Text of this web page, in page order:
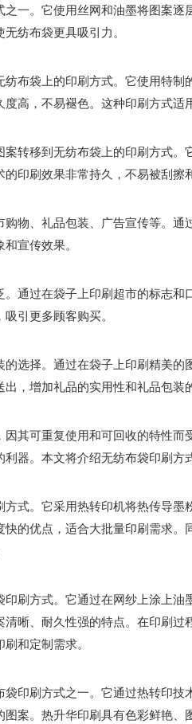
一。它使用丝网和油墨将图案
纺布袋更具吸引力。
布袋上的印刷方式。它使用特
高，不易褪色。这种印刷方式适
转移到无纺布袋上的印刷方式
印刷效果非常持久，不易被刮擦
物、礼品包装、广告宣传等。
宣传效果。
通过在袋子上印刷超市的标志
引更多顾客购买。
选择。通过在袋子上印刷精美的
，增加礼品的实用性和礼品包装
其可重复使用和可回收的特性
器。本文将介绍无纺布袋印刷方
式。它采用热转印机将热传导
的优点，适合大批量印刷需求
刷方式。它通过在网纱上涂上
晰、耐久性强的特点。在印刷
和定制需求。
印刷方式之一。它通过热转印
案。热升华印刷具有色彩鲜艳